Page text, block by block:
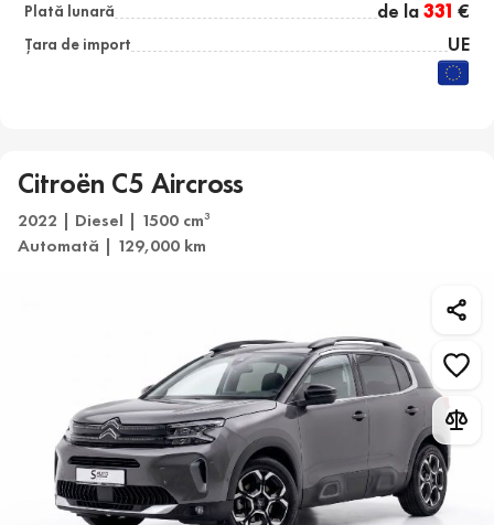
Plată lunară de la331 €
Țara de import UE
Citroën C5 Aircross
2022 | Diesel | 1500 cm3
Automată | 129,000 km